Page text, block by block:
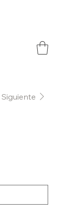
Siguiente